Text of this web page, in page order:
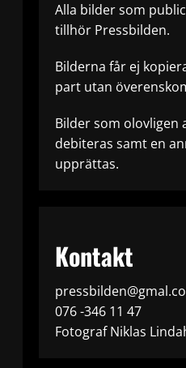
Alla bilder som
tillhör Pressbilden.
Bilderna får ej
part utan
Bilder som olovligen
debiteras samt en
upprättas.
Kontakt
076 -346 11 47
Fotograf Niklas